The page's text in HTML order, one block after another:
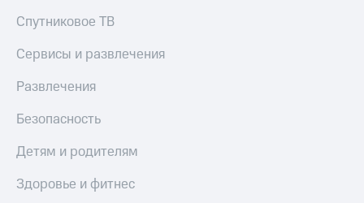
Спутниковое ТВ
Сервисы и развлечения
Развлечения
Безопасность
Детям и родителям
Здоровье и фитнес